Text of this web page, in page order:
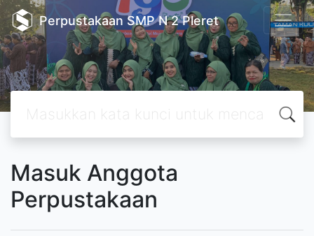
Perpustakaan SMP N 2 Pleret
Masuk Anggota
Perpustakaan